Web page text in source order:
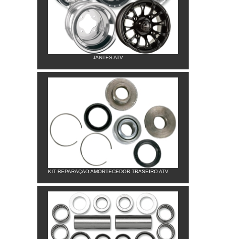
JANTES ATV
KIT REPARAÇAO AMORTECEDOR TRASEIRO ATV